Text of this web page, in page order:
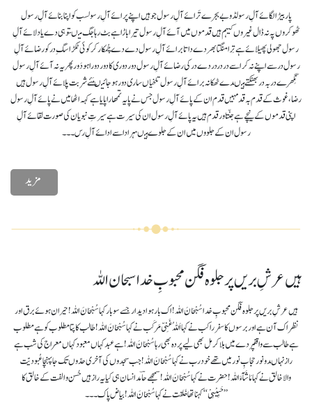
پار بیڑا لگائے آلِ رسولڈوبے بجرے تَرائے آلِ رسول جو ہیں اپنے پرائے آلِ رسولسب کو اپنا بنائے آلِ رسول
ٹھوکروں پہ نہ ڈال غیروں کیہم ہیں قدموں میں آئے آلِ رسول تیرا باڑا ہے بٹ رہا جگ میںتو ہی دے یا دلائے آلِ
رسول جھولی پھیلائے ہے تِرا منگتابھر دے داتا برائے آلِ رسول دے دے چُمکار کر کوئی ٹکڑاسگِ در کو رضائے آلِ
رسول در سے اپنے نہ کر اسے در دردر دے در کی رضائے آلِ رسول دور دوری کا دور دورا ہودَور پھر یہ نہ آئے آلِ رسول
نِگھرے در بہ در بھٹکتے ہیںدے ٹھکانہ برائے آلِ رسول تلخیاں ساری دور ہو جائیںمَئے شربت پلائے آلِ رسول ہیں
رضا، غوث کے قدم بہ قدمہیں قدم ان کے پائے آلِ رسول جس نے پایہ تمھارا پایا ہےکہہ اٹھا میں نے پائے آلِ رسول
اپنی قدموں کے نیچے ہے جنّتاور قدم ہیں یہ پائے آلِ رسول ان کی سیرت ہے سیرتِ نبویان کی صورت لقائے آلِ
رسول ان کے جلووں میں ان کے جلوے ہیںہر ادا سے ادائے آلِ رس۔۔۔
مزید
ہیں عرشِ بریں پر جلوہ فگن محبوبِ خدا سبحان اللہ
ہیں عرشِ بریں پر جلوہ فگن محبوبِ خدا سُبْحَانَ اللہ!اک بار ہوا دیدار جسے سو بار کہا سُبْحَانَ اللہ! حیران ہوئے برق اور
نظر اک آن ہے اور برسوں کا سفرراکب نے کہا اَللہُ غَنِیّ مَرکَب نے کہا سُبْحَانَ اللہ! طالب کا پتا مطلوب کو ہے مطلوب
ہے طالب سے واقفپردے میں بلا کر مل بھی لیے پردہ بھی رہا سُبْحَانَ اللہ! ہے عبد کہاں معبود کہاں معراج کی شب ہے
راز نہاںدو نور حجابِ نور میں تھے خود رب نے کہا سُبْحَانَ اللہ! جب سجدوں کی آخری حدّوں تک جا پہنچا عُبودیّت
والاخالق نے کہا مَاشَآءَاللہ! حضرت نے کہا سُبْحَانَ اللہ! سمجھے حاؔمد انسان ہی کیا یہ راز ہیں حُسن و الفت کےخالق کا
’’حَبِیْبِیْ‘‘ کہنا تھا خَلقت نے کہا سُبْحَانَ اللہ! بیاض پاک۔۔۔